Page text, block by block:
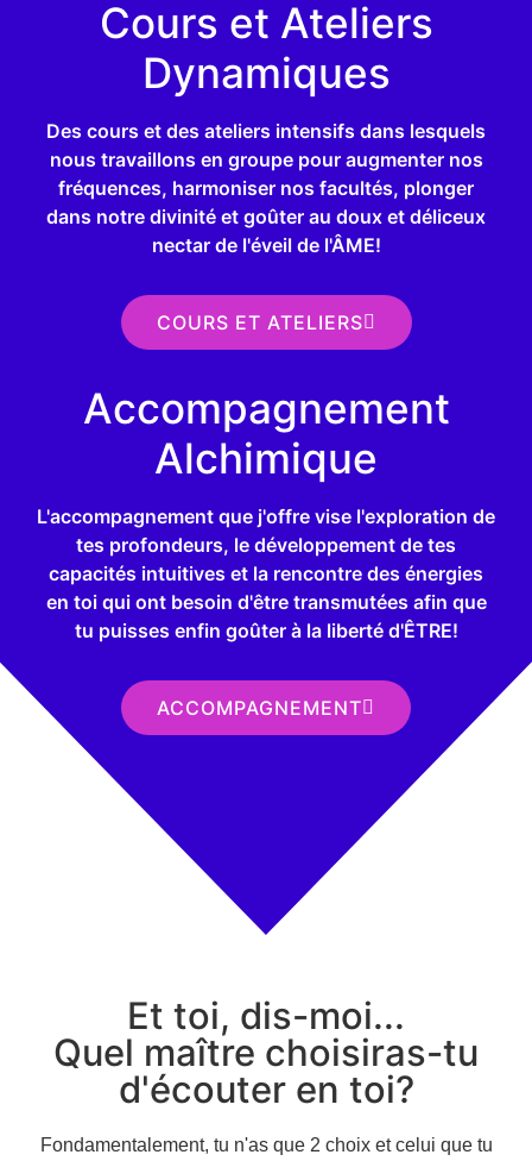
Cours et Ateliers
Dynamiques
Des cours et des ateliers intensifs dans lesquels
nous travaillons en groupe pour augmenter nos
fréquences, harmoniser nos facultés, plonger
dans notre divinité et goûter au doux et déliceux
nectar de l'éveil de l'ÂME!
COURS ET ATELIERS
Accompagnement
Alchimique
L'accompagnement que j'offre vise l'exploration de
tes profondeurs, le développement de tes
capacités intuitives et la rencontre des énergies
en toi qui ont besoin d'être transmutées afin que
tu puisses enfin goûter à la liberté d'ÊTRE!
ACCOMPAGNEMENT
Et toi, dis-moi...
Quel maître choisiras-tu
d'écouter en toi?
Fondamentalement, tu n'as que 2 choix et celui que tu